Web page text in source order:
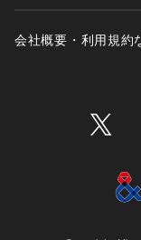
会社概要・利用規約